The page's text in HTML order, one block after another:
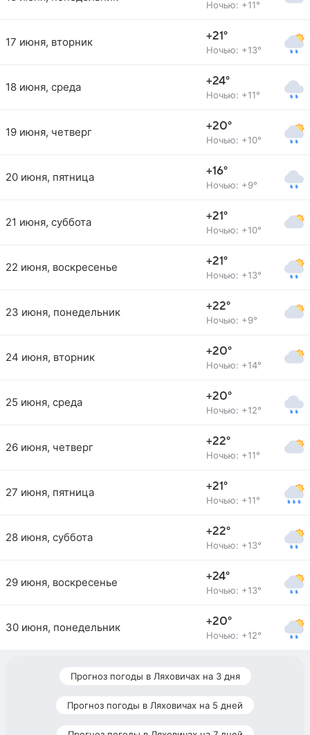
Ночью: +11°
17 июня, вторник +21°
Ночью: +13°
18 июня, среда +24°
Ночью: +11°
19 июня, четверг +20°
Ночью: +10°
20 июня, пятница +16°
Ночью: +9°
21 июня, суббота +21°
Ночью: +10°
22 июня, воскресенье +21°
Ночью: +13°
23 июня, понедельник +22°
Ночью: +9°
24 июня, вторник +20°
Ночью: +14°
25 июня, среда +20°
Ночью: +12°
26 июня, четверг +22°
Ночью: +11°
27 июня, пятница +21°
Ночью: +11°
28 июня, суббота +22°
Ночью: +13°
29 июня, воскресенье +24°
Ночью: +13°
30 июня, понедельник +20°
Ночью: +12°
Прогноз погоды в Ляховичах на 3 дня
Прогноз погоды в Ляховичах на 5 дней